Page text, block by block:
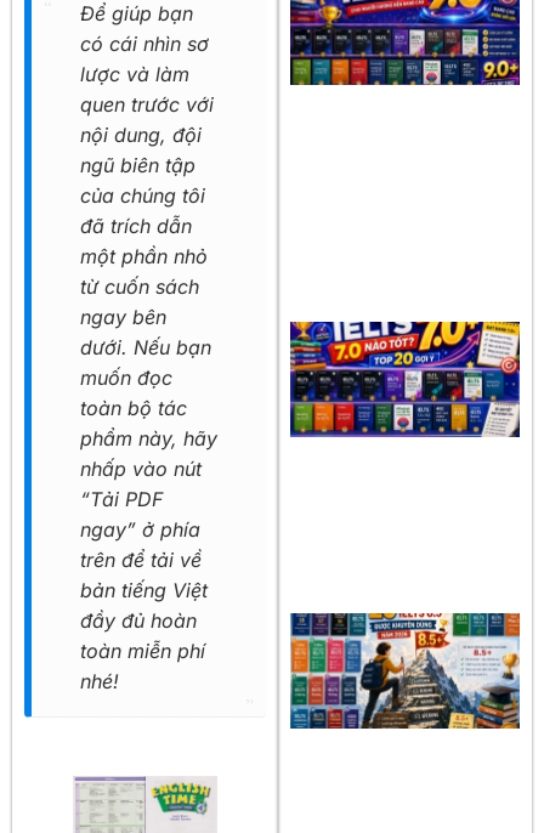
Để giúp bạn
có cái nhìn sơ
lược và làm
quen trước với
nội dung, đội
ngũ biên tập
của chúng tôi
đã trích dẫn
một phần nhỏ
từ cuốn sách
ngay bên
dưới. Nếu bạn
muốn đọc
toàn bộ tác
phẩm này, hãy
nhấp vào nút
“Tải PDF
ngay” ở phía
trên để tải về
bản tiếng Việt
đầy đủ hoàn
toàn miễn phí
nhé!